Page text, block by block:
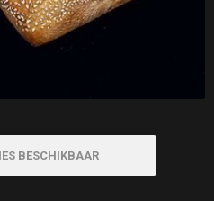
BESCHIKBAAR